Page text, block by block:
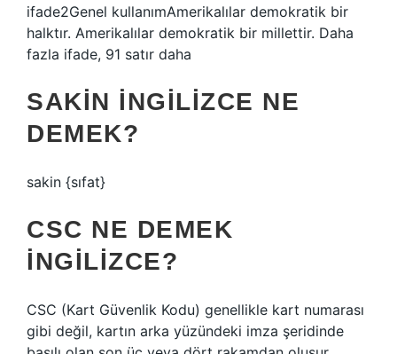
ifade2Genel kullanımAmerikalılar demokratik bir
halktır. Amerikalılar demokratik bir millettir. Daha
fazla ifade, 91 satır daha
SAKIN INGILIZCE NE
DEMEK?
sakin {sıfat}
CSC NE DEMEK
İNGILIZCE?
CSC (Kart Güvenlik Kodu) genellikle kart numarası
gibi değil, kartın arka yüzündeki imza şeridinde